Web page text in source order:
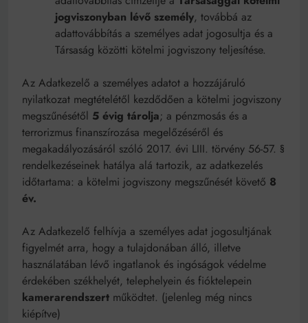
jogviszonyban lévő személy, továbbá az
adattovábbítás a személyes adat jogosultja és a
Társaság közötti kötelmi jogviszony teljesítése.
Az Adatkezelő a személyes adatot a hozzájáruló
nyilatkozat megtételétől kezdődően a kötelmi jogviszony
megszűnésétől 5 évig tárolja; a pénzmosás és a
terrorizmus finanszírozása megelőzéséről és
megakadályozásáról szóló 2017. évi LIII. törvény 56-57. §
rendelkezéseinek hatálya alá tartozik, az adatkezelés
időtartama: a kötelmi jogviszony megszűnését követő 8
év.
Az Adatkezelő felhívja a személyes adat jogosultjának
figyelmét arra, hogy a tulajdonában álló, illetve
használatában lévő ingatlanok és ingóságok védelme
érdekében székhelyét, telephelyein és fióktelepein
kamerarendszert működtet. (jelenleg még nincs
kiépítve)